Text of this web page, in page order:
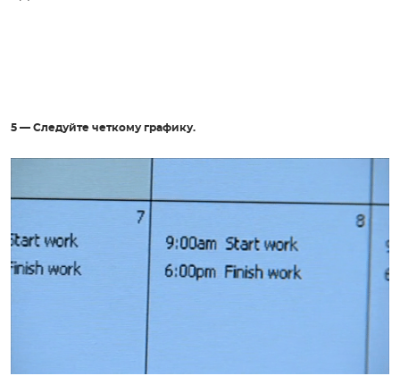
5 — Следуйте четкому графику.